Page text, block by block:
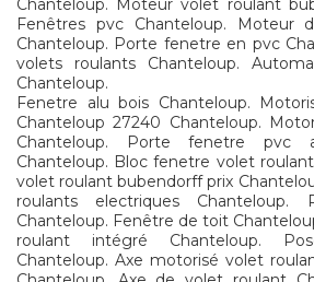
Chanteloup. Moteur volet roulant
Fenêtres pvc Chanteloup. Moteur
Chanteloup. Porte fenetre en pvc
volets roulants Chanteloup.
Chanteloup.
Fenetre alu bois Chanteloup.
Chanteloup 27240 Chanteloup.
Chanteloup. Porte fenetre pvc
Chanteloup. Bloc fenetre volet
volet roulant bubendorff prix
roulants electriques Chanteloup.
Chanteloup. Fenêtre de toit
roulant intégré Chanteloup.
Chanteloup. Axe motorisé volet